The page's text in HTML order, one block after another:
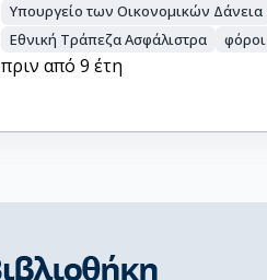
Υπουργείο των Οικονομικών Δάνεια
Εθνική Τράπεζα Ασφάλιστρα
φόροι
πριν από 9 έτη